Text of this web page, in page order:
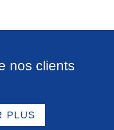
nos clients
PLUS